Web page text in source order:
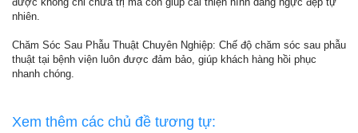
nhiên.
Chăm Sóc Sau Phẫu Thuật Chuyên Nghiệp: Chế độ chăm sóc sau phẫu
thuật tại bệnh viện luôn được đảm bảo, giúp khách hàng hồi phục
nhanh chóng.
Xem thêm các chủ đề tương tự: